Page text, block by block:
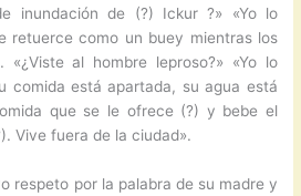
inundación de (?) Ickur ?» «Yo lo
retuerce como un buey mientras los
«¿Viste al hombre leproso?» «Yo lo
comida está apartada, su agua está
que se le ofrece (?) y bebe el
Vive fuera de la ciudad».
respeto por la palabra de su madre y